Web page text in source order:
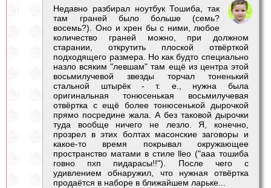
Недавно разбирал ноутбук Тошиба, так
там граней было больше (семь?
восемь?). Оно и хрен бы с ними, любое
количество граней можно, при должном
старании, открутить плоской отвёрткой
подходящего размера. Но как будто специально
назло всяким "левшам" там ещё из центра этой
восьмилучевой звезды торчал тоненький
стальной штырёк - т. е., нужна была
оригинальная тонюсенькая восьмилучевая
отвёртка с ещё более тонюсенькой дырочкой
прямо посредине жала. А без таковой дырочки
туда вообще ничего не лезло. Я, конечно,
прозрел в этих болтах масонские заговоры и
какое-то время покрывал окружающее
пространство матами в стиле lleo ("ааа тошиба
говно пхп пидарасы!!"). После чего с
удивлением обнаружил, что нужная отвёртка
продаётся в наборе в ближайшем ларьке...